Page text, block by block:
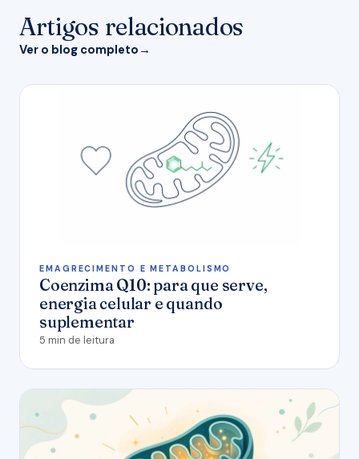
Artigos relacionados
Ver o blog completo
EMAGRECIMENTO E METABOLISMO
Coenzima Q10: para que serve,
energia celular e quando
suplementar
5 min de leitura